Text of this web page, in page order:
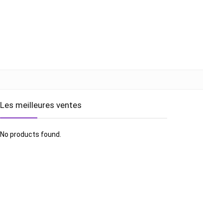
Les meilleures ventes
No products found.